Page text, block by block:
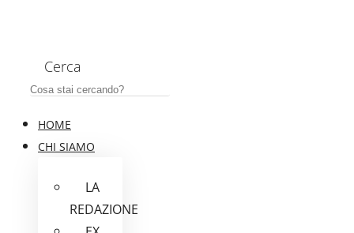
Cerca
HOME
CHI SIAMO
LA
REDAZIONE